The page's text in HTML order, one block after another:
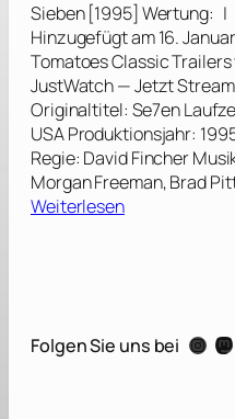
Sieben [1995] Wertung: |
Hinzugefügt am 16.
Tomatoes Classic
JustWatch — Jetzt
Originaltitel: Se7en
USA Produktionsjahr:
Regie: David Fincher
Morgan Freeman, Brad
Weiterlesen:
n
Folgen Sie uns bei Instagram Mastodon